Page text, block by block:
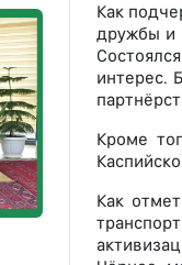
Как
дружбы и
интерес.
Кроме
Как